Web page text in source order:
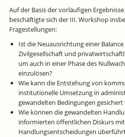
Auf der Basis der vorläufigen
beschäftigte sich der III. Workshop
Fragestellungen:
Ist die Neuausrichtung einer
Zivilgesellschaft und
um auch in einer Phase des
einzulösen?
Wie kann die Entstehung von
institutionelle Umsetzung in
gewandelten Bedingungen gesichert
Wie können die gewandelten
informierten öffentlichen Diskurs
Handlungsentscheidungen